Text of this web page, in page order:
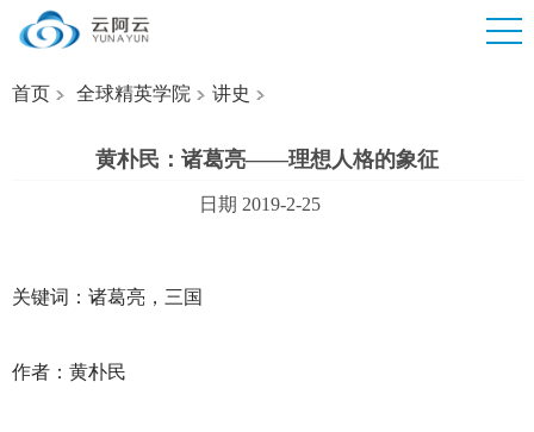
首页 全球精英学院 讲史
黄朴民：诸葛亮——理想人格的象征
日期 2019-2-25
关键词：诸葛亮，三国
作者：黄朴民